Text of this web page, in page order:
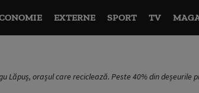
EXTERNE SPORT TV
Lăpuș, orașul care reciclează. Peste 40% din